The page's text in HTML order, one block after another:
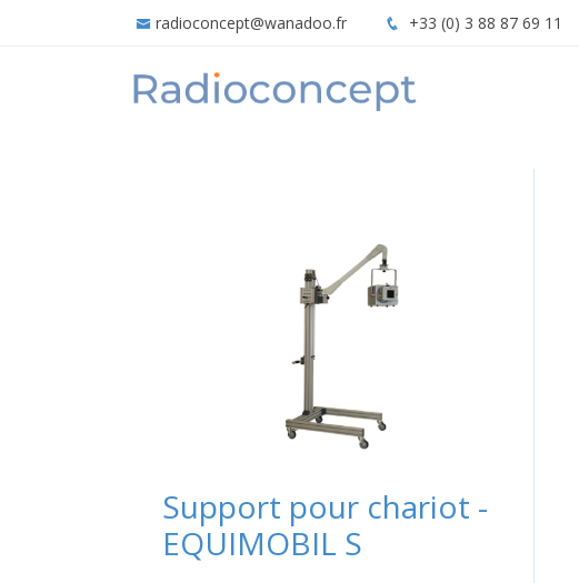
radioconcept@wanadoo.fr +33 (0) 3 88 87 69 11
Support pour chariot -
EQUIMOBIL S